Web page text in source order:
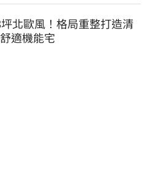
北歐風！格局重整打造清
適機能宅